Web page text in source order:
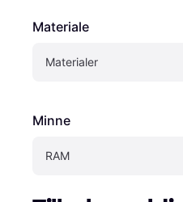
Materiale
Materialer
Minne
RAM